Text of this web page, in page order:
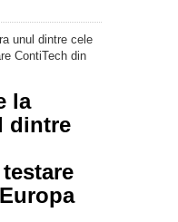
la
dintre